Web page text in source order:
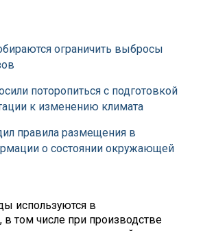
ограничить выбросы
поторопиться с подготовкой
к изменению климата
правила размещения в
о состоянии окружающей
используются в
том числе при производстве